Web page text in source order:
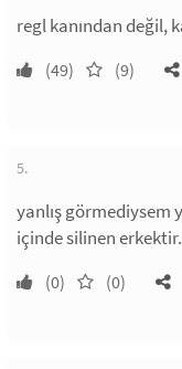
regl kanından değil,
(49) (9)
5.
yanlış görmediysem
içinde silinen erkektir.
(0) (0)